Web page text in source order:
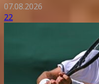
07.08.2026
22